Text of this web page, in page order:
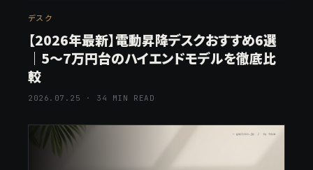
デスク
【2026年最新】電動昇降デスクおすすめ6選
｜5〜7万円台のハイエンドモデルを徹底比
較
2026.07.25 · 34 MIN READ